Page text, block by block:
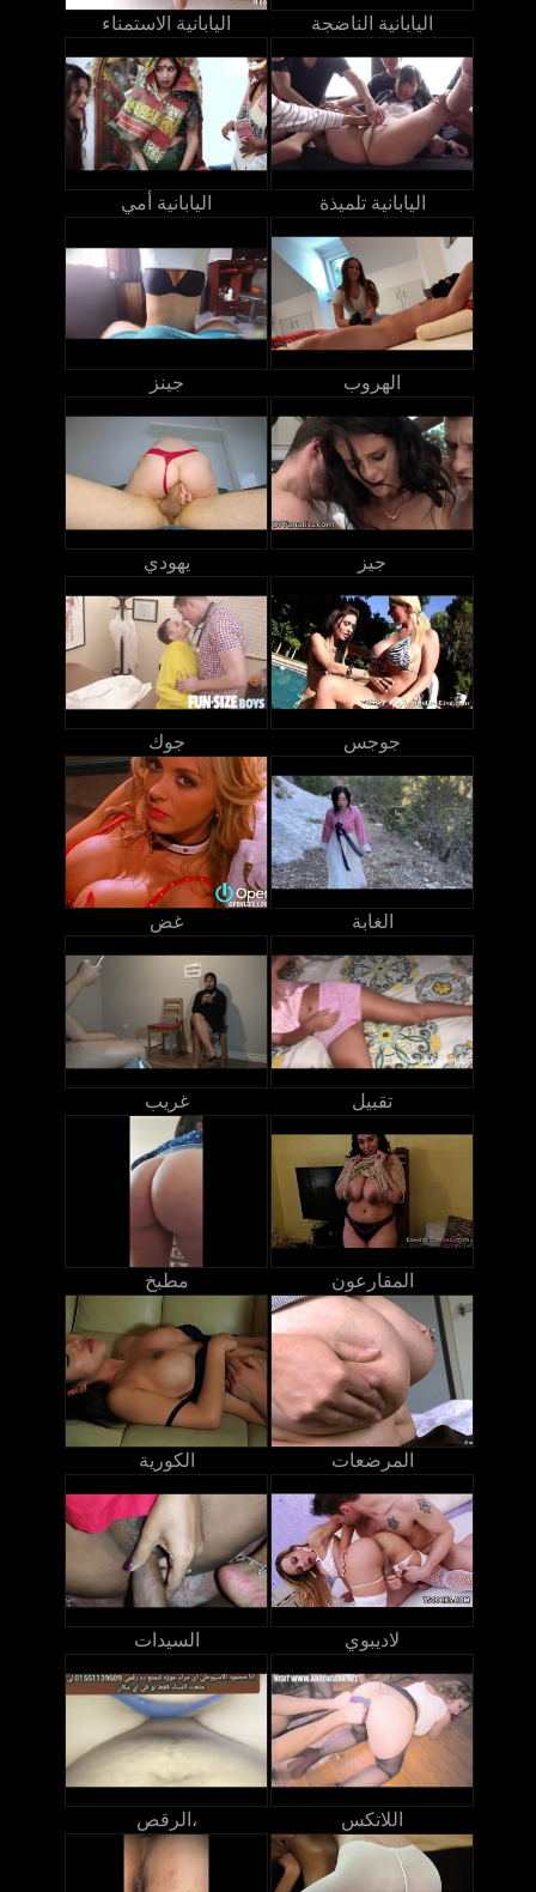
اليابانية الاستمناء اليابانية الناضجة
اليابانية أمي اليابانية تلميذة
جينز الهروب
يهودي جيز
جوك جوجس
غض الغابة
غريب تقبيل
مطبخ المقارعون
الكورية المرضعات
السيدات لاديبوي
الرقص، اللاتكس